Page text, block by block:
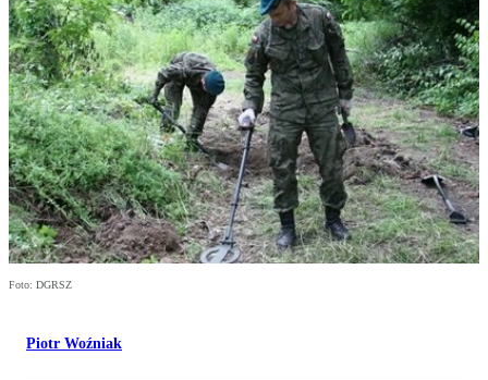
Foto: DGRSZ
Piotr Woźniak